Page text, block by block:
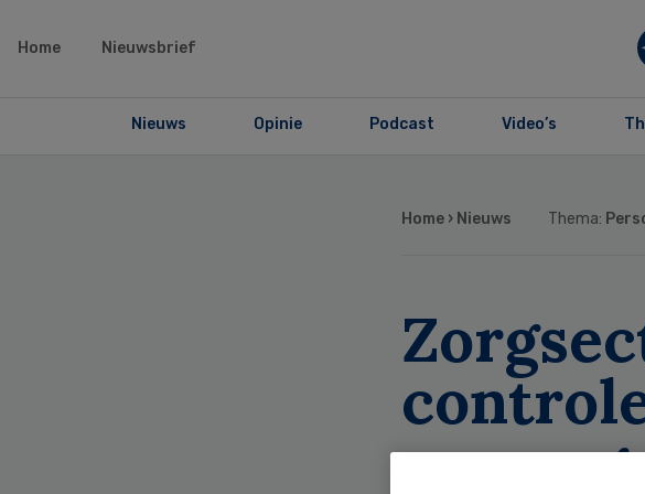
Home Nieuwsbrief
Nieuws Opinie Podcast Video’s
Home › Nieuws Thema: